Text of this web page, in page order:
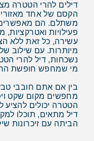
דילים להרי הטטרה
הקסם של אחד
משתלם. הם מאפשרים
פעילויות ואטרקציות,
עשירה, כל זאת ללא
מיותרות. עם שילוב של
נשכחות, דיל להרי
מי שמחפש חופשת
בין אם אתם חובבי
מחפשים מקום שקט
הטטרה יכולים
דיל מתאים, תוכלו
הביתה עם זיכרונות